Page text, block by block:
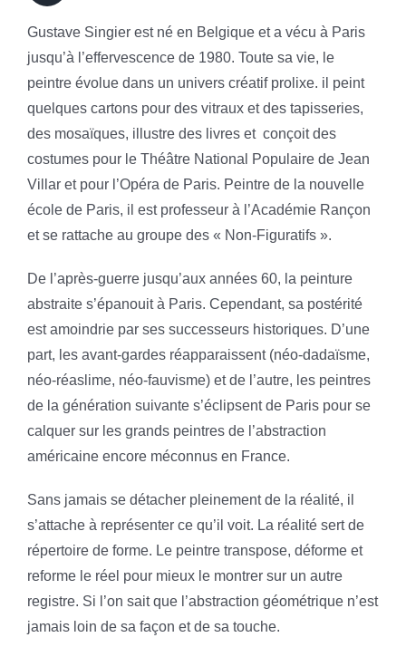
Gustave Singier est né en Belgique et a vécu à Paris
jusqu’à l’effervescence de 1980. Toute sa vie, le
peintre évolue dans un univers créatif prolixe. il peint
quelques cartons pour des vitraux et des tapisseries,
des mosaïques, illustre des livres et conçoit des
costumes pour le Théâtre National Populaire de Jean
Villar et pour l’Opéra de Paris. Peintre de la nouvelle
école de Paris, il est professeur à l’Académie Rançon
et se rattache au groupe des « Non-Figuratifs ».
De l’après-guerre jusqu’aux années 60, la peinture
abstraite s’épanouit à Paris. Cependant, sa postérité
est amoindrie par ses successeurs historiques. D’une
part, les avant-gardes réapparaissent (néo-dadaïsme,
néo-réaslime, néo-fauvisme) et de l’autre, les peintres
de la génération suivante s’éclipsent de Paris pour se
calquer sur les grands peintres de l’abstraction
américaine encore méconnus en France.
Sans jamais se détacher pleinement de la réalité, il
s’attache à représenter ce qu’il voit. La réalité sert de
répertoire de forme. Le peintre transpose, déforme et
reforme le réel pour mieux le montrer sur un autre
registre. Si l’on sait que l’abstraction géométrique n’est
jamais loin de sa façon et de sa touche.